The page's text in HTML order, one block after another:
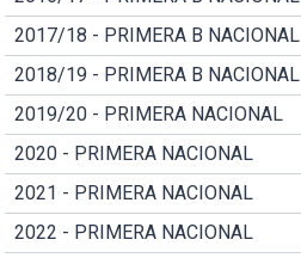
2017/18 - PRIMERA B NACIONAL
2018/19 - PRIMERA B NACIONAL
2019/20 - PRIMERA NACIONAL
2020 - PRIMERA NACIONAL
2021 - PRIMERA NACIONAL
2022 - PRIMERA NACIONAL